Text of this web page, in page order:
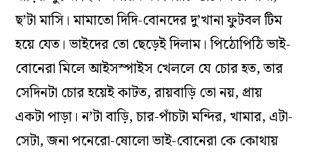
ছ’টা মাসি। মামাতো দিদি-বোনদের দু’খানা ফুটবল টিম
হয়ে যেত। ভাইদের তো ছেড়েই দিলাম। পিঠোপিঠি ভাই-
বোনেরা মিলে আইসস্পাইস খেললে যে চোর হত, তার
সেদিনটা চোর হয়েই কাটত, রায়বাড়ি তো নয়, প্রায়
একটা পাড়া। ন’টা বাড়ি, চার-পাঁচটা মন্দির, খামার, এটা-
সেটা, জনা পনেরো-ষোলো ভাই-বোনেরা কে কোথায়